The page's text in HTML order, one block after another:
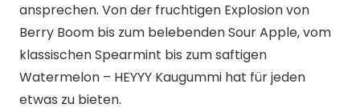
ansprechen. Von der fruchtigen Explosion von
Berry Boom bis zum belebenden Sour Apple, vom
klassischen Spearmint bis zum saftigen
Watermelon – HEYYY Kaugummi hat für jeden
etwas zu bieten.